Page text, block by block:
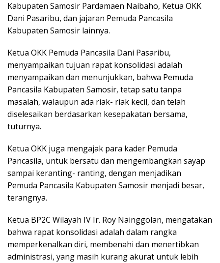
Kabupaten Samosir Pardamaen Naibaho, Ketua OKK
Dani Pasaribu, dan jajaran Pemuda Pancasila
Kabupaten Samosir lainnya.
Ketua OKK Pemuda Pancasila Dani Pasaribu,
menyampaikan tujuan rapat konsolidasi adalah
menyampaikan dan menunjukkan, bahwa Pemuda
Pancasila Kabupaten Samosir, tetap satu tanpa
masalah, walaupun ada riak- riak kecil, dan telah
diselesaikan berdasarkan kesepakatan bersama,
tuturnya.
Ketua OKK juga mengajak para kader Pemuda
Pancasila, untuk bersatu dan mengembangkan sayap
sampai keranting- ranting, dengan menjadikan
Pemuda Pancasila Kabupaten Samosir menjadi besar,
terangnya.
Ketua BP2C Wilayah IV Ir. Roy Nainggolan, mengatakan
bahwa rapat konsolidasi adalah dalam rangka
memperkenalkan diri, membenahi dan menertibkan
administrasi, yang masih kurang akurat untuk lebih